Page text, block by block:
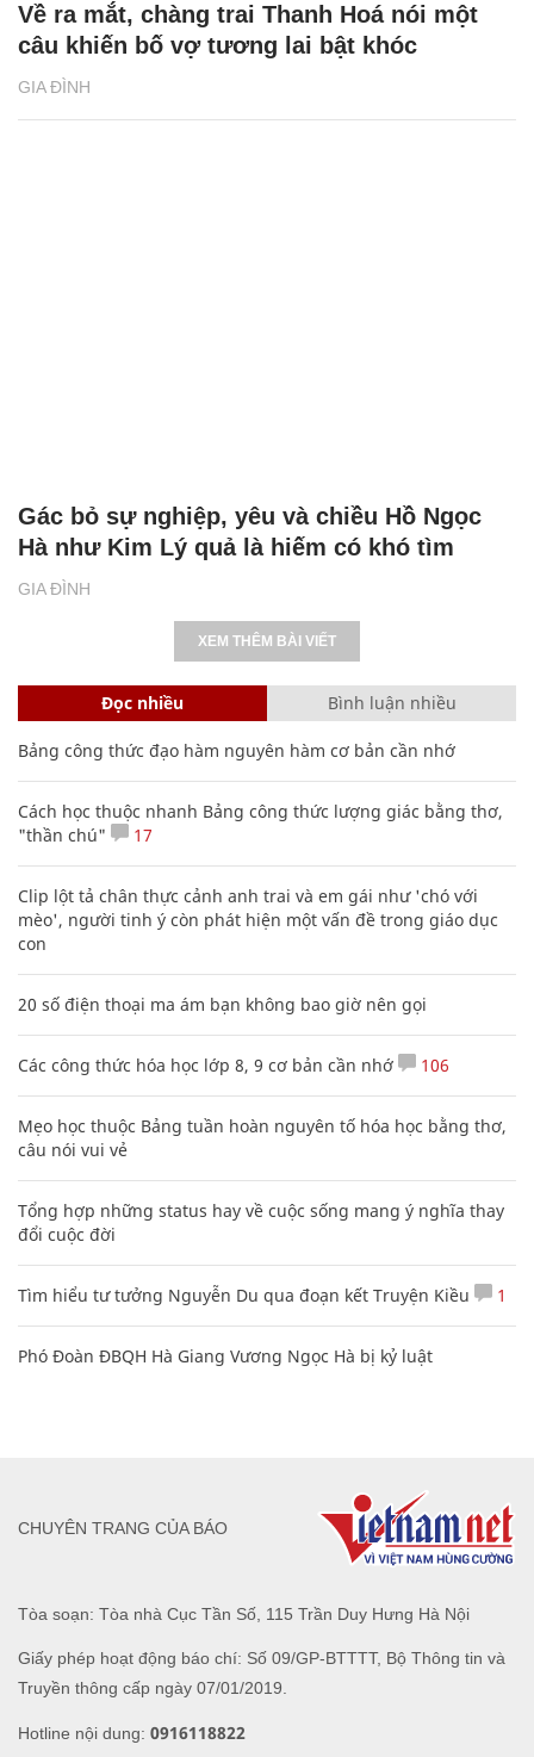
GIA ĐÌNH
Về ra mắt, chàng trai Thanh Hoá nói một
câu khiến bố vợ tương lai bật khóc
GIA ĐÌNH
Gác bỏ sự nghiệp, yêu và chiều Hồ Ngọc
Hà như Kim Lý quả là hiếm có khó tìm
XEM THÊM BÀI VIẾT
Đọc nhiều Bình luận nhiều
Bảng công thức đạo hàm nguyên hàm cơ bản cần nhớ
Cách học thuộc nhanh Bảng công thức lượng giác bằng thơ,
"thần chú"
17
Clip lột tả chân thực cảnh anh trai và em gái như 'chó với
mèo', người tinh ý còn phát hiện một vấn đề trong giáo dục
con
20 số điện thoại ma ám bạn không bao giờ nên gọi
Các công thức hóa học lớp 8, 9 cơ bản cần nhớ 106
Mẹo học thuộc Bảng tuần hoàn nguyên tố hóa học bằng thơ,
câu nói vui vẻ
Tổng hợp những status hay về cuộc sống mang ý nghĩa thay
đổi cuộc đời
Tìm hiểu tư tưởng Nguyễn Du qua đoạn kết Truyện Kiều 1
Phó Đoàn ĐBQH Hà Giang Vương Ngọc Hà bị kỷ luật
Tòa soạn: Tòa nhà Cục Tần Số, 115 Trần Duy Hưng Hà Nội
Giấy phép hoạt động báo chí: Số 09/GP-BTTTT, Bộ Thông tin và
Truyền thông cấp ngày 07/01/2019.
Hotline nội dung: 0916118822
CHUYÊN TRANG CỦA BÁO